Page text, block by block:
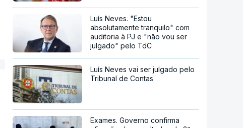
Luís Neves. "Estou
absolutamente tranquilo" com
auditoria à PJ e "não vou ser
julgado" pelo TdC
Luís Neves vai ser julgado pelo
Tribunal de Contas
Exames. Governo confirma